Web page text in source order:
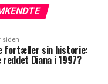
siden
fortæller sin historie:
Diana i 1997?